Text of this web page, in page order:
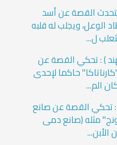
القصة عن أسد
الوعل، ويجلب له قلبه
ل...
) : تحكي القصة عن
حاكما لإحدى
الم...
: تحكي القصة عن صانع
مثله (صانع دمى
الأبن...